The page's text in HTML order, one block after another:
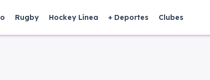
Rugby Hockey Línea + Deportes Clubes